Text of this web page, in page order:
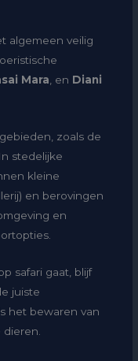
algemeen veilig
Mara, en Diani
zoals de
stedelijke
kleine
en berovingen
en
safari gaat, blijf
juiste
het bewaren van
dieren.